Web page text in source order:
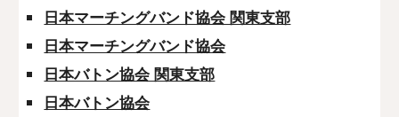
日本マーチングバンド協会 関東支部
日本マーチングバンド協会
日本バトン協会 関東支部
日本バトン協会